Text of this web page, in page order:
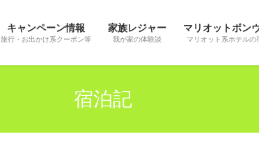
キャンペーン情報
旅行・お出かけ系クーポン等
家族レジャー
我が家の体験談
マリオットボン
マリオット系ホテルの
宿泊記